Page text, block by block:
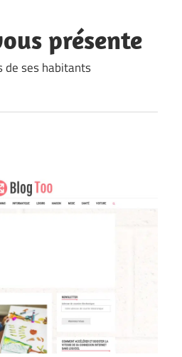
présente
de ses habitants